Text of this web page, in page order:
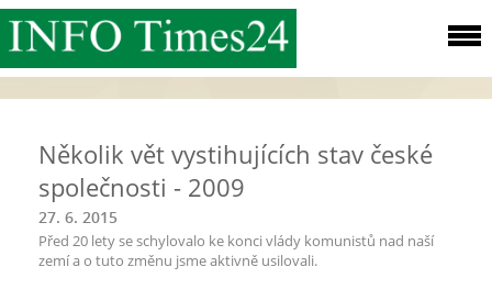
Několik vět vystihujících stav české
společnosti - 2009
27. 6. 2015
Před 20 lety se schylovalo ke konci vlády komunistů nad naší
zemí a o tuto změnu jsme aktivně usilovali.